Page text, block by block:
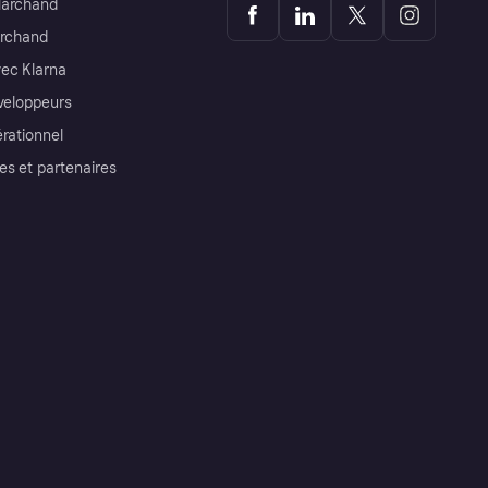
Klarna
et partenaires